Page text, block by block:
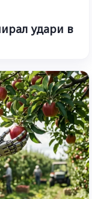
удари в